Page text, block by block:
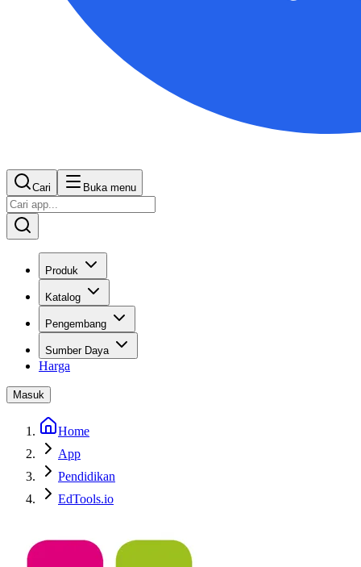
Cari Buka menu
Produk
Katalog
Pengembang
Sumber Daya
Harga
Masuk
Home
App
Pendidikan
EdTools.io